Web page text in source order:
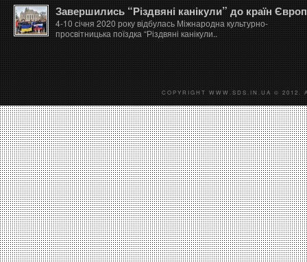
Завершились “Різдвяні канікули” до країн
4-10 січня 2020 року відбулась Міжнародна культурно-
просвітницька поїздка “Різдвяні канікули..
COPYRIGHT WWW.SDS.IN.UA © 2012.